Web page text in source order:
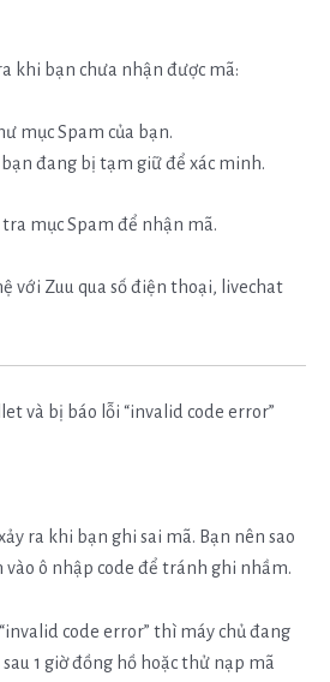
khi bạn chưa nhận được mã:
mục Spam của bạn.
đang bị tạm giữ để xác minh.
mục Spam để nhận mã.
với Zuu qua số điện thoại, livechat
và bị báo lỗi “invalid code error”
ra khi bạn ghi sai mã. Bạn nên sao
vào ô nhập code để tránh ghi nhầm.
code error” thì máy chủ đang
1 giờ đồng hồ hoặc thử nạp mã